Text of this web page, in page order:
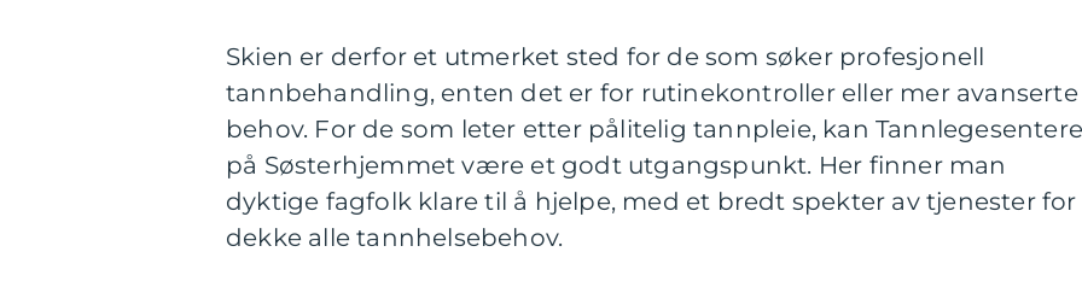
Skien er derfor et utmerket sted for de som søker profesjonell
tannbehandling, enten det er for rutinekontroller eller mer avanserte
behov. For de som leter etter pålitelig tannpleie, kan
på Søsterhjemmet være et godt utgangspunkt. Her finner man
dyktige fagfolk klare til å hjelpe, med et bredt spekter av tjenester for
dekke alle tannhelsebehov.